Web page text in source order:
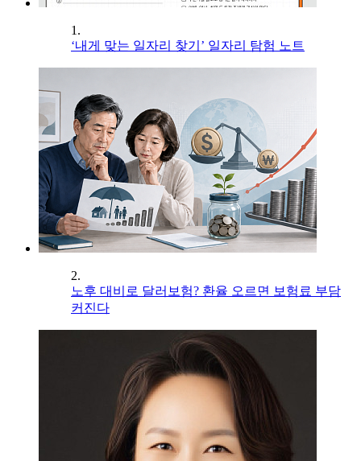
1.
‘내게 맞는 일자리 찾기’ 일자리 탐험 노트
2.
노후 대비로 달러보험? 환율 오르면 보험료 부담
커진다